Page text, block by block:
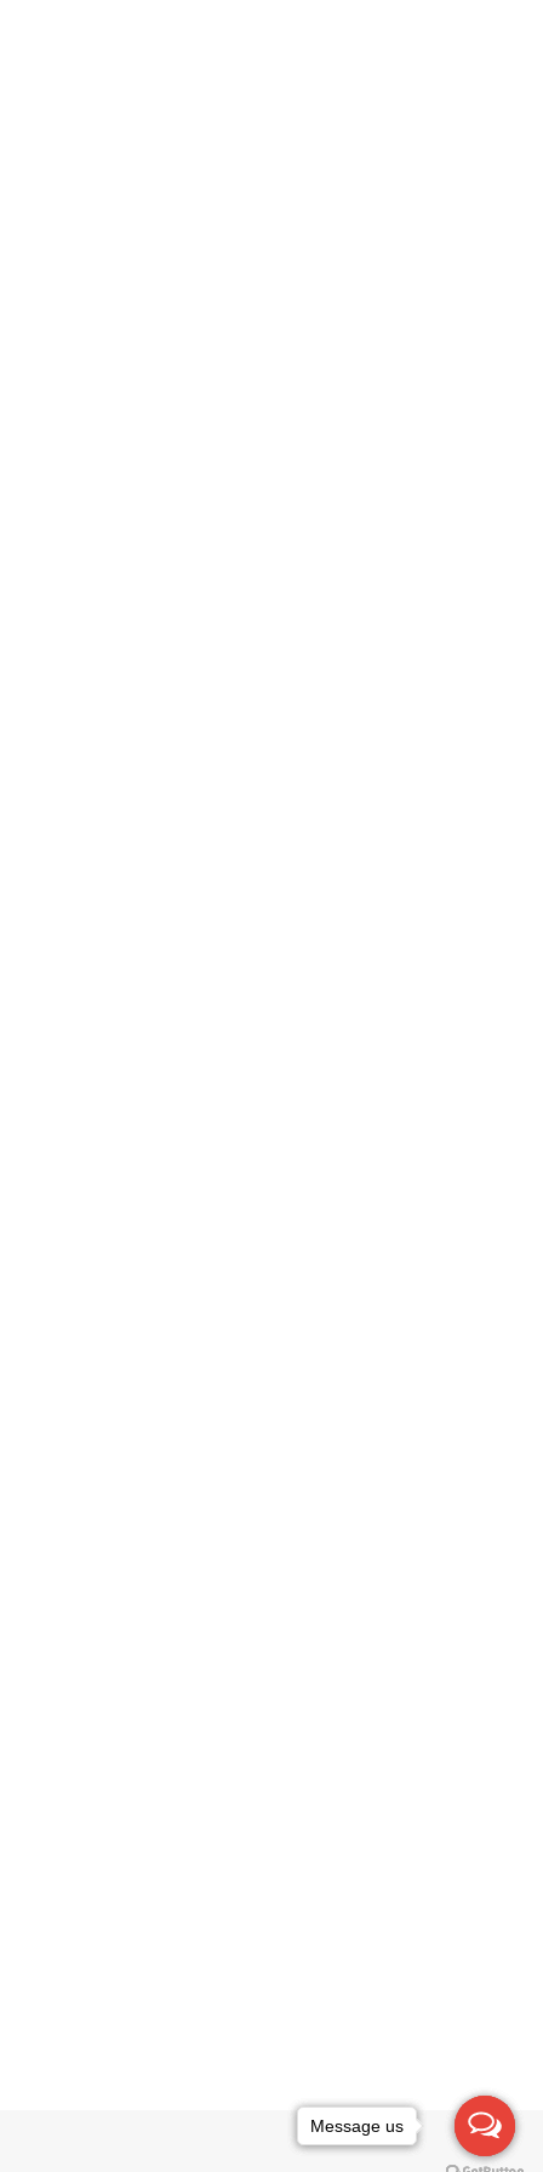
Message us
Message us
Message us